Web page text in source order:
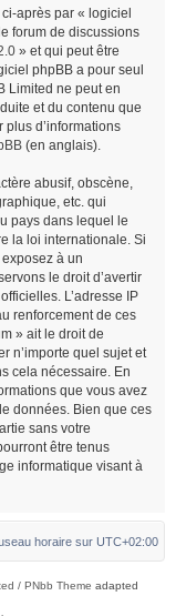
après par « logiciel
forum de discussions
» et qui peut être
phpBB a pour seul
Limited ne peut en
et du contenu que
plus d’informations
(en anglais).
abusif, obscène,
etc. qui
pays dans lequel le
la loi internationale. Si
à un
le droit d’avertir
L’adresse IP
renforcement de ces
» ait le droit de
n’importe quel sujet et
cela nécessaire. En
que vous avez
données. Bien que ces
sans votre
être tenus
informatique visant à
horaire sur UTC+02:00
/ PNbb Theme adapted